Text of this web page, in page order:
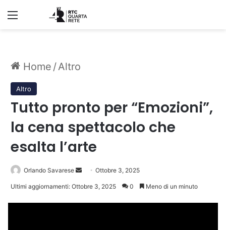
Menu
Home /Altro
Altro
Tutto pronto per “Emozioni”,
la cena spettacolo che
esalta l’arte
Orlando Savarese
Invia Ottobre 3, 2025
Ultimi aggiornamenti: Ottobre 3, 2025 0 Meno di un minuto